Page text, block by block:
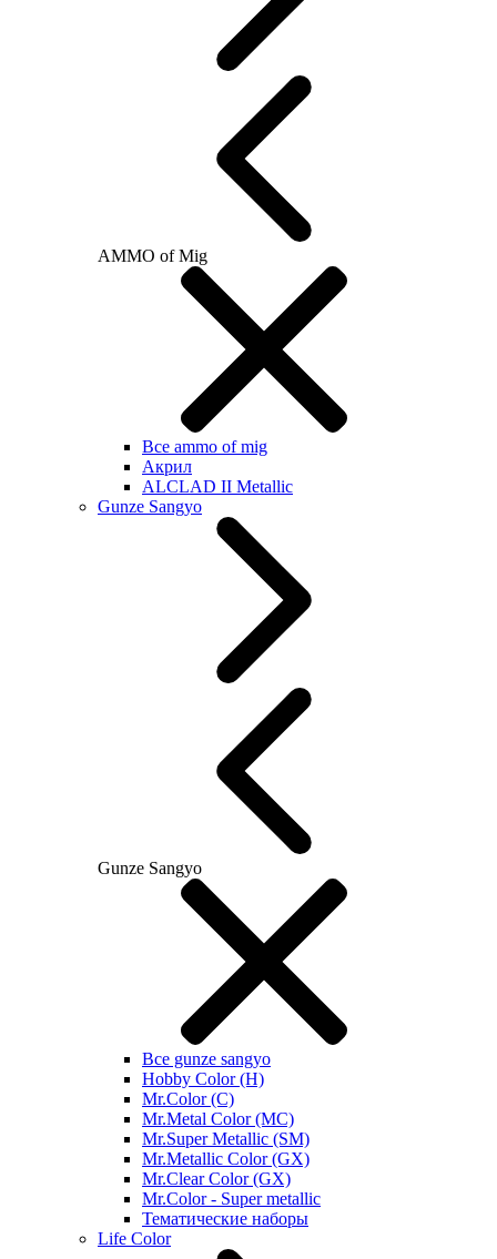
AMMO of Mig
Все ammo of mig
Акрил
ALCLAD II Metallic
Gunze Sangyo
Gunze Sangyo
Все gunze sangyo
Hobby Color (H)
Mr.Color (C)
Mr.Metal Color (MC)
Mr.Super Metallic (SM)
Mr.Metallic Color (GX)
Mr.Clear Color (GX)
Mr.Color - Super metallic
Тематические наборы
Life Color